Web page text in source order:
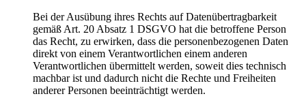
Bei der Ausübung ihres Rechts auf Datenübertragbarkeit
gemäß Art. 20 Absatz 1 DSGVO hat die betroffene Person
das Recht, zu erwirken, dass die personenbezogenen Daten
direkt von einem Verantwortlichen einem anderen
Verantwortlichen übermittelt werden, soweit dies technisch
machbar ist und dadurch nicht die Rechte und Freiheiten
anderer Personen beeinträchtigt werden.